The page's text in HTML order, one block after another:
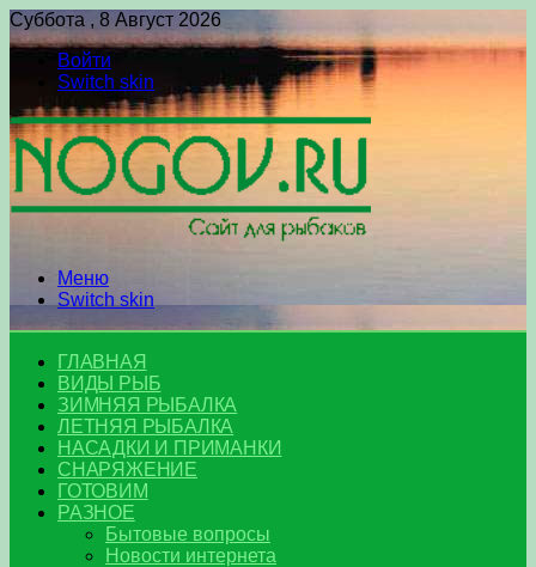
Суббота , 8 Август 2026
Войти
Switch skin
Меню
Switch skin
ГЛАВНАЯ
ВИДЫ РЫБ
ЗИМНЯЯ РЫБАЛКА
ЛЕТНЯЯ РЫБАЛКА
НАСАДКИ И ПРИМАНКИ
СНАРЯЖЕНИЕ
ГОТОВИМ
РАЗНОЕ
Бытовые вопросы
Новости интернета